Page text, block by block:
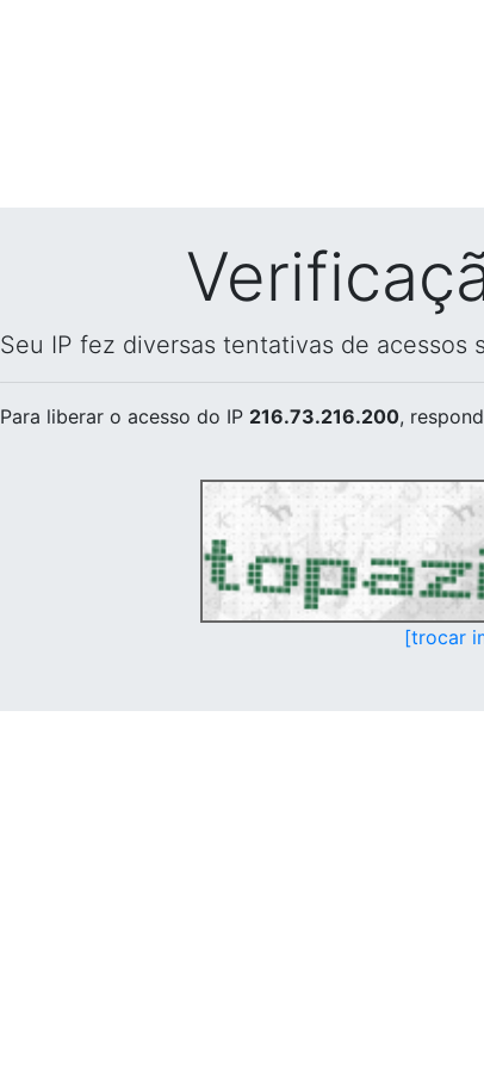
Seu IP fez diversas tentativas de acessos
Para liberar o acesso do IP 216.73.216.200,
[trocar